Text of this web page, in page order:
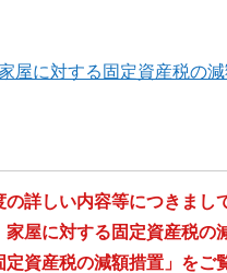
屋に対する固定資産税の
の詳しい内容等につきまし
家屋に対する固定資産税の
定資産税の減額措置」をご